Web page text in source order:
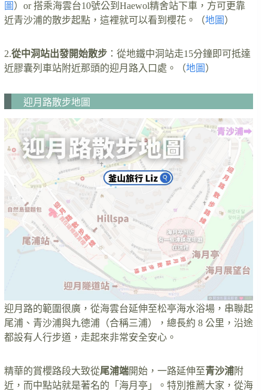
圖 ）or 搭乘海雲台10號公到Haewol精舍站下車，方可更靠
近青沙浦的散步起點，這裡就可以看到櫻花。（地圖 ）
2.從中洞站出發開始散步 ：從地鐵中洞站走15分鐘即可抵達
近膠囊列車站附近那頭的迎月路入口處。（地圖 ）
迎月路散步地圖
迎月路的範圍很廣，從海雲台延伸至松亭海水浴場，串聯起
尾浦、青沙浦與九德浦（合稱三浦），總長約 8 公里，沿途
都設有人行步道，走起來非常安全安心。
精華的賞櫻路段大致從尾浦端開始，一路延伸至青沙浦附
近，而中點站就是著名的「海月亭」。特別推薦大家，從海